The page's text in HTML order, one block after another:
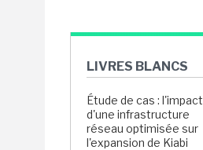
LIVRES BLANCS
Étude de cas : l'impact
d'une infrastructure
réseau optimisée sur
l'expansion de Kiabi